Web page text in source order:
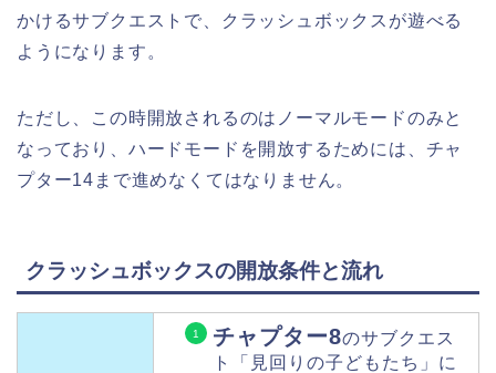
かけるサブクエストで、クラッシュボックスが遊べる
ようになります。
ただし、この時開放されるのはノーマルモードのみと
なっており、ハードモードを開放するためには、チャ
プター14まで進めなくてはなりません。
クラッシュボックスの開放条件と流れ
チャプター8のサブクエス
ト「見回りの子どもたち」に